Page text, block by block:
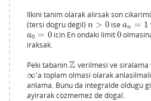
Ilkini tanim olarak alirsak son
(tersi dogru degil) n > 0
n> 0 isean = 1
an =1
a0 = 0
a0 =0 icin En ondaki limit0
0
iraksak.
Peki tabaninZ
Z verilmesi ve siralama
∞
∞ 'a toplam olmasi olarak
anlama. Bunu da integralde oldugu
ayirarak cozmemez de dogal.